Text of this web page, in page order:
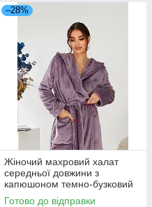
–28%
Жіночий махровий халат
середньої довжини з
капюшоном темно-бузковий
(фреза) XL розмір 50
Готово до відправки